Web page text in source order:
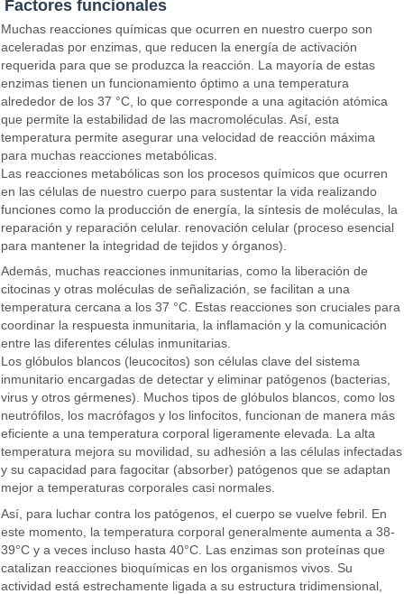
Factores funcionales
Muchas reacciones químicas que ocurren en nuestro cuerpo son
aceleradas por enzimas, que reducen la energía de activación
requerida para que se produzca la reacción. La mayoría de estas
enzimas tienen un funcionamiento óptimo a una temperatura
alrededor de los 37 °C, lo que corresponde a una agitación atómica
que permite la estabilidad de las macromoléculas. Así, esta
temperatura permite asegurar una velocidad de reacción máxima
para muchas reacciones metabólicas.
Las reacciones metabólicas son los procesos químicos que ocurren
en las células de nuestro cuerpo para sustentar la vida realizando
funciones como la producción de energía, la síntesis de moléculas, la
reparación y reparación celular. renovación celular (proceso esencial
para mantener la integridad de tejidos y órganos).
Además, muchas reacciones inmunitarias, como la liberación de
citocinas y otras moléculas de señalización, se facilitan a una
temperatura cercana a los 37 °C. Estas reacciones son cruciales para
coordinar la respuesta inmunitaria, la inflamación y la comunicación
entre las diferentes células inmunitarias.
Los glóbulos blancos (leucocitos) son células clave del sistema
inmunitario encargadas de detectar y eliminar patógenos (bacterias,
virus y otros gérmenes). Muchos tipos de glóbulos blancos, como los
neutrófilos, los macrófagos y los linfocitos, funcionan de manera más
eficiente a una temperatura corporal ligeramente elevada. La alta
temperatura mejora su movilidad, su adhesión a las células infectadas
y su capacidad para fagocitar (absorber) patógenos que se adaptan
mejor a temperaturas corporales casi normales.
Así, para luchar contra los patógenos, el cuerpo se vuelve febril. En
este momento, la temperatura corporal generalmente aumenta a 38-
39°C y a veces incluso hasta 40°C. Las enzimas son proteínas que
catalizan reacciones bioquímicas en los organismos vivos. Su
actividad está estrechamente ligada a su estructura tridimensional,